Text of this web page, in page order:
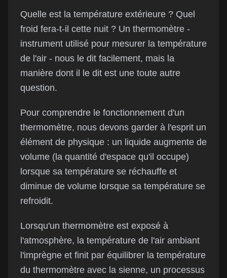
Quelle est la température extérieure ? Quel
froid fera-t-il cette nuit ? Un thermomètre -
instrument utilisé pour mesurer la température
de l'air - nous le dit facilement, mais la
manière dont il le dit est une toute autre
question.
Pour comprendre le fonctionnement d'un
thermomètre, nous devons garder à l'esprit un
élément de physique : un liquide augmente de
volume (la quantité d'espace qu'il occupe)
lorsque sa température se réchauffe et
diminue de volume lorsque sa température se
refroidit.
Lorsqu'un thermomètre est exposé à
l'atmosphère, la température de l'air ambiant
l'imprègne et finit par équilibrer la température
du thermomètre avec la sienne, un processus